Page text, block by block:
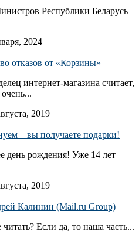
Республики Беларусь
2024
отказов от «Корзины»
интернет-магазина считает,
2019
– вы получаете подарки!
день рождения! Уже 14 лет
2019
Калинин (Mail.ru Group)
Если да, то наша часть...